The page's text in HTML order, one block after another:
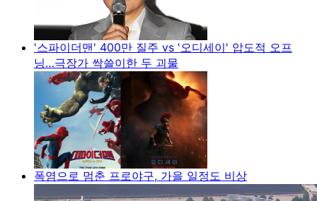
'스파이더맨' 400만 질주 vs '오디세이' 압도적 오프
닝…극장가 싹쓸이한 두 괴물
폭염으로 멈춘 프로야구, 가을 일정도 비상